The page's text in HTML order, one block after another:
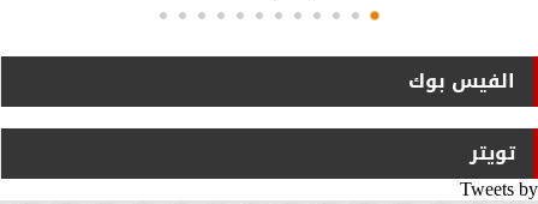
الفيس بوك
تويتر
Tweets by